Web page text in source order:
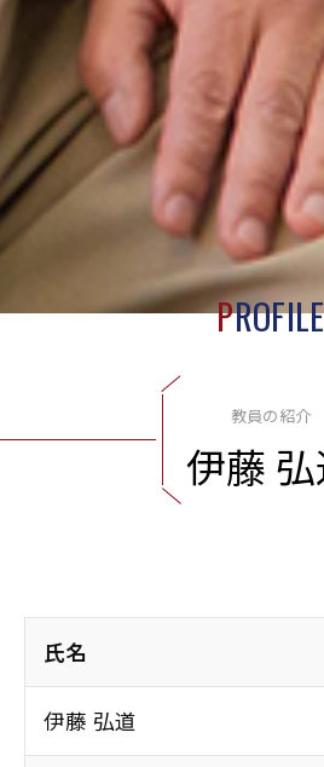
PROFILE
教員の紹介
伊藤 弘
氏名
伊藤 弘道